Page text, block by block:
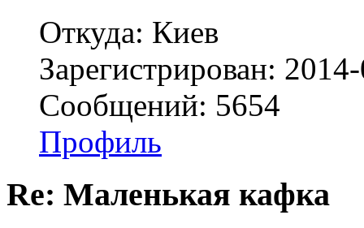
Откуда: Киев
Зарегистрирован:
Сообщений: 5654
Профиль
Re: Маленькая кафка